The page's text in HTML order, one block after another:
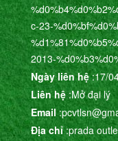
c-23-
2013-
Ngày liên hệ:17/
Liên hệ :Mở đại lý
Email
Địa chỉ:prada